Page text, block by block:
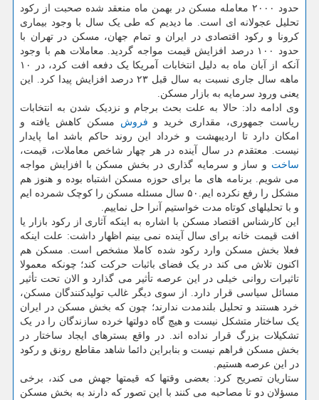
حدود ۲۰۰۰ معامله مسکن در بهمن ماه منعقد شده صحبت از رکود
تحلیل عجولانه ای است. ما دیدیم که طی یک سال با وجود بیماری
کرونا و رکود اقتصادی در ایران و تمام جهان، مسکن در تهران با
حدود ۱۰۰ درصد افزایش قیمت مواجه گردید. معاملات هم با وجود
آنکه از آبان ماه به دلیل انتخابات آمریکا یک دفعه افت کرد، در ۱۰
ماهه سال جاری نسبت به سال قبل ۲۳ درصد افزایش پیدا کرد. این
یعنی ورود سرمایه به بازار مسکن.
وی ادامه داد: حالا به علت بحث برجام و نزدیک شدن به انتخابات
ریاست جمهوری، مقداری خرید و فروش مسکن کاهش یافته و
امکان دارد تا اردیبهشت و خرداد این روند حاکم باشد اما پایدار
نیست. معتقدم در سال آینده در هر چهار شاخص معاملات، قیمت،
ساخت و ساز و سرمایه گذاری در بخش مسکن با افزایش مواجه
می شویم. برنامه های ما برای حوزه مسکن اشتباه بوده و هنوز هم
مشکل را رفع نکرده ایم.۵۰ سال مسئله مسکن را کوچک شمرده ایم
و با تحلیلهای کوتاه مدت خواستیم آنرا حل نماییم.
این کارشناس اقتصاد مسکن با اشاره به اینکه آثاری از رکود بازار یا
افت قیمت خانه برای سال آینده نمی بینم اظهار داشت: علت اینکه
فعلا بخش مسکن وارد رکود شده کاملا مشخص است. مسکن هم
اکنون تلاش می کند در یک فضای باثبات حرکت کند؛ چونکه معمولا
تاثیرات روانی خیلی در این عرصه تأثیر می گذارد و الان تحت تأثیر
مسائل سیاسی قرار دارد. از سوی دیگر غالب تولیدکنندگان مسکن،
خرد هستند و تحلیل بلندمدت ندارند؛ چون که بخش مسکن در ایران
یک ساختار متشکل نیست و هیچ گاه دولتها خرده سازندگان را در یک
تشکیلات بزرگ قرار نداده اند. در واقع بسترهای ایجاد ساختار در
بخش مسکن فراهم نیست و بنابراین دائما شاهد مقاطع رونق و رکود
در این عرصه هستیم.
ستاریان تصریح کرد: بعضی وقتها که قیمتها جهش می کند، برخی
مسؤلان دو تا مصاحبه می کنند با این تصور که دارند به بخش مسکن